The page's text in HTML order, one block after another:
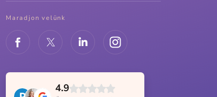
Maradjon velünk
4.9